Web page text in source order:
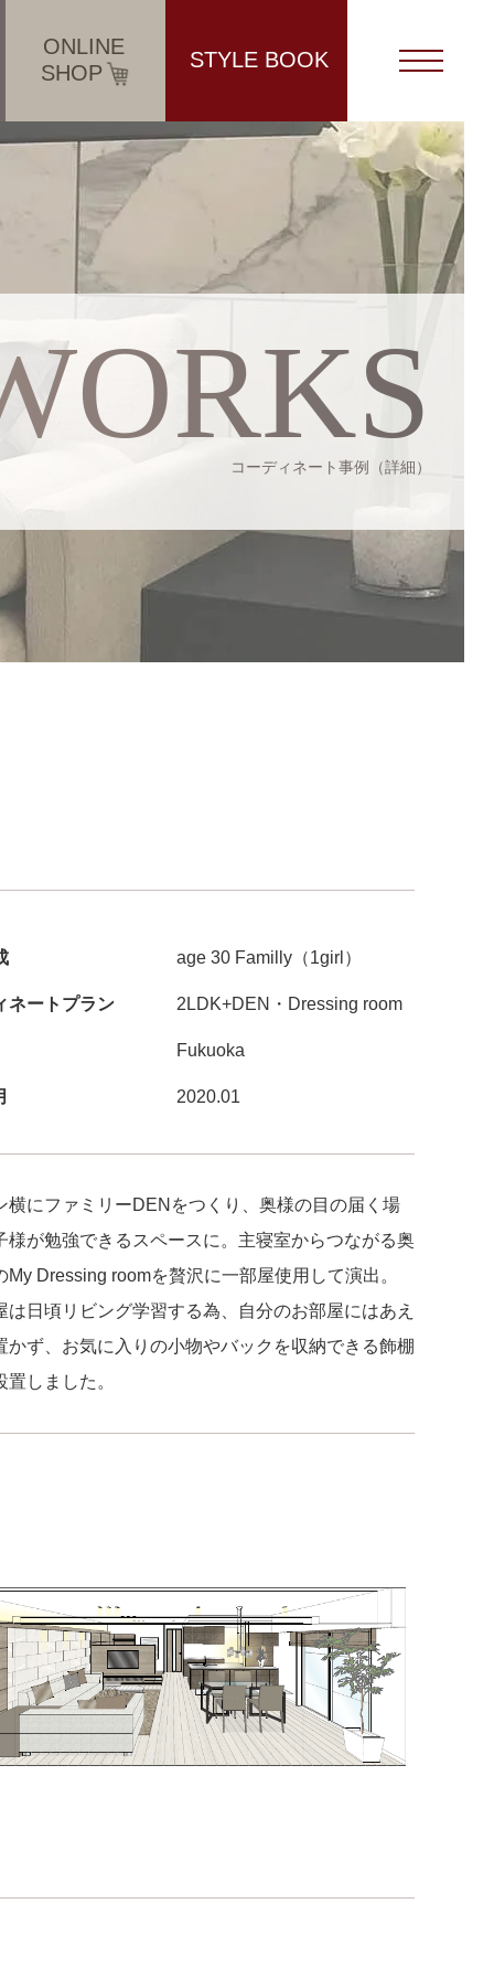
ONLINE
SHOP
STYLE BOOK
コーディネート事例（詳細）
age 30 Familly（1girl）
ネートプラン 2LDK+DEN・Dressing room
Fukuoka
2020.01
横にファミリーDENをつくり、奥様の目の届く場
様が勉強できるスペースに。主寝室からつながる奥
My Dressing roomを贅沢に一部屋使用して演出。
は日頃リビング学習する為、自分のお部屋にはあえ
かず、お気に入りの小物やバックを収納できる飾棚
置しました。